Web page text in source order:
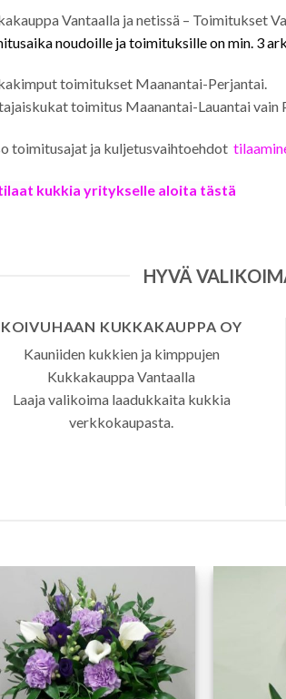
Vantaalla ja netissä – Toimitukset
noudoille ja toimituksille on min. 3
toimitukset Maanantai-Perjantai.
toimitus Maanantai-Lauantai vain
toimitusajat ja kuljetusvaihtoehdot
kukkia yritykselle aloita tästä
HYVÄ
KOIVUHAAN KUKKAKAUPPA OY
Kauniiden kukkien ja kimppujen
Kukkakauppa Vantaalla
Laaja valikoima laadukkaita kukkia
verkkokaupasta.